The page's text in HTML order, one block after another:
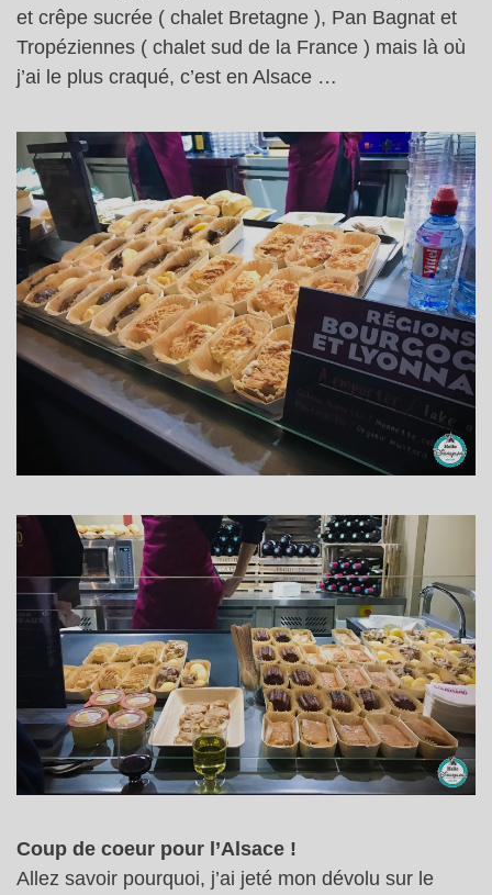
et crêpe sucrée ( chalet Bretagne ), Pan Bagnat et
Tropéziennes ( chalet sud de la France ) mais là où
j’ai le plus craqué, c’est en Alsace …
Coup de coeur pour l’Alsace !
Allez savoir pourquoi, j’ai jeté mon dévolu sur le